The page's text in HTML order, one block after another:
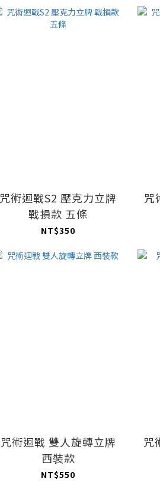
咒術迴戰S2 壓克力立牌
戰損款 五條
NT$350
咒
咒術迴戰 雙人旋轉立牌
西裝款
NT$550
咒